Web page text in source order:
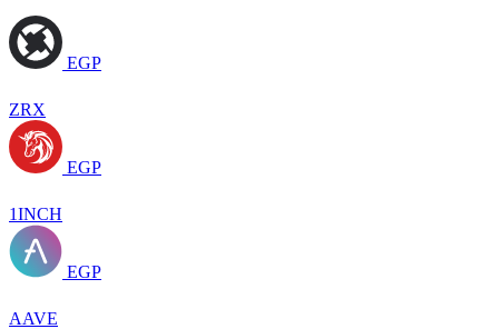
EGP
ZRX
EGP
1INCH
EGP
AAVE